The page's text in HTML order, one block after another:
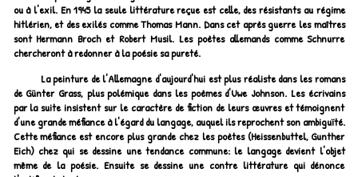
ou à l'exil. En 1945 la seule littérature reçue est celle, des résistants au régime
hitlérien, et des exilés comme Thomas Mann. Dans cet après guerre les maîtres
sont Hermann Broch et Robert Musil. Les poètes allemands comme Schnurre
chercheront à redonner à la poésie sa pureté.
La peinture de l'Allemagne d'aujourd'hui est plus réaliste dans les romans
de Günter Grass, plus polémique dans les poèmes d'Uwe Johnson. Les écrivains
par la suite insistent sur le caractère de fiction de leurs œuvres et témoignent
d'une grande méfiance à l'égard du langage, auquel ils reprochent son ambiguïté.
Cette méfiance est encore plus grande chez les poètes (Heissenbuttel, Gunther
Eich) chez qui se dessine une tendance commune: le langage devient l'objet
même de la poésie. Ensuite se dessine une contre littérature qui dénonce